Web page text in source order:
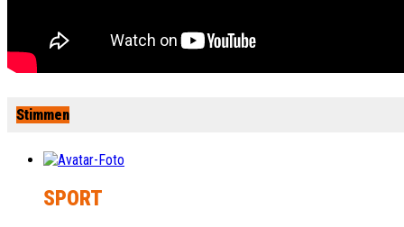
Stimmen
SPORT